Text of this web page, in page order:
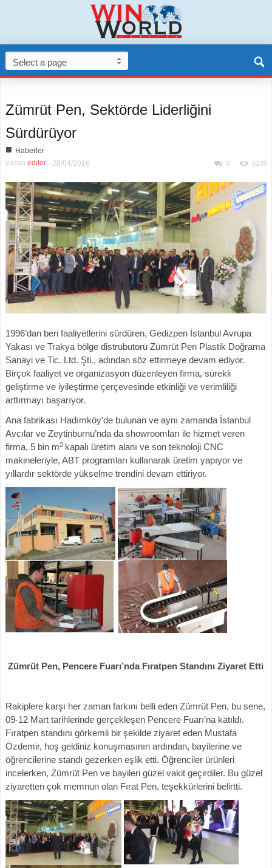
Zümrüt Pen, Sektörde Liderliğini
Sürdürüyor
■ Haberler
yazan editor - 28/04/2016 0 6109
1996’dan beri faaliyetlerini sürdüren, Gedizpen İstanbul Avrupa
Yakası ve Trakya bölge distrubutorü Zümrüt Pen Plastik Doğrama
Sanayi ve Tic. Ltd. Şti., adından söz ettirmeye devam ediyor.
Birçok faaliyet ve organizasyon düzenleyen firma, sürekli
geliştirme ve iyileştirme çerçevesinde etkinliği ve verimliliği
arttırmayı başarıyor.
Ana fabrikası Hadımköy’de bulunan ve aynı zamanda İstanbul
Avcılar ve Zeytinburnu’nda da showroomları ile hizmet veren
firma, 5 bin m2 kapalı üretim alanı ve son teknoloji CNC
makineleriyle, ABT programları kullanarak üretim yapıyor ve
yıllardır sektörde yükselme trendini devam ettiriyor.
Zümrüt Pen, Pencere Fuarı’nda Fıratpen Standını Ziyaret Etti
Rakiplere karşı her zaman farkını belli eden Zümrüt Pen, bu sene,
09-12 Mart tarihlerinde gerçekleşen Pencere Fuarı’na katıldı.
Fıratpen standını görkemli bir şekilde ziyaret eden Mustafa
Özdemir, hoş geldiniz konuşmasının ardından, bayilerine ve
öğrencilerine standı gezerken eşlik etti. Öğrenciler ürünleri
incelerken, Zümrüt Pen ve bayileri güzel vakit geçirdiler. Bu güzel
ziyaretten çok memnun olan Fırat Pen, teşekkürlerini belirtti.